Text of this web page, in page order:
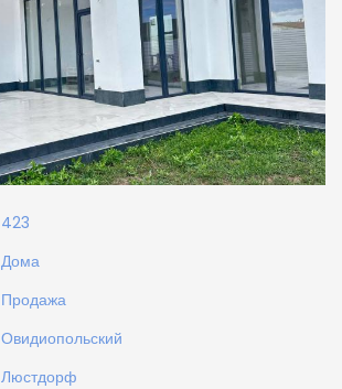
423
Дома
Продажа
Овидиопольский
Люстдорф